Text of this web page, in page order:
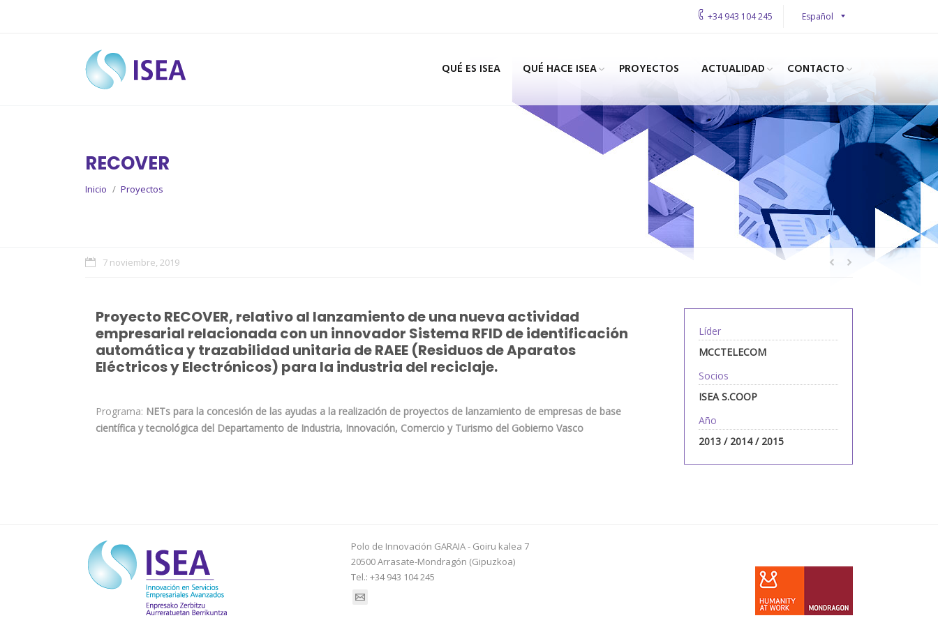
Español
+34 943 104 245
QUÉ ES ISEA QUÉ HACE ISEA PROYECTOS ACTUALIDAD CONTACTO
RECOVER
You are here:
Inicio Proyectos
7 noviembre, 2019
Proyecto RECOVER, relativo al lanzamiento de una nueva actividad
empresarial relacionada con un innovador Sistema RFID de identificación
automática y trazabilidad unitaria de RAEE (Residuos de Aparatos
Eléctricos y Electrónicos) para la industria del reciclaje.
Programa: NETs para la concesión de las ayudas a la realización de proyectos de lanzamiento de empresas de base
científica y tecnológica del Departamento de Industria, Innovación, Comercio y Turismo del Gobierno Vasco
Líder
MCCTELECOM
Socios
ISEA S.COOP
Año
2013 / 2014 / 2015
Polo de Innovación GARAIA - Goiru kalea 7
20500 Arrasate-Mondragón (Gipuzkoa)
Tel.: +34 943 104 245
Find us on: